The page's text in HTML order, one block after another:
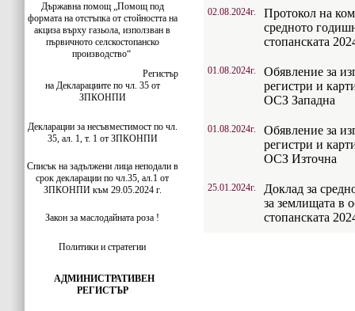
Държавна помощ „Помощ под
формата на отстъпка от стойността на
акциза върху газьола, използван в
първичното селскостопанско
производство“
Регистър
на Декларациите по чл. 35 от
ЗПКОНПИ
Декларации за несъвместимост по чл.
35, ал. 1, т. 1 от ЗПКОНПИ
Списък на задължени лица неподали в
срок декларации по чл.35, ал.1 от
ЗПКОНПИ към 29.05.2024 г.
Закон за маслодайната роза !
Политики и стратегии
АДМИНИСТРАТИВЕН
РЕГИСТЪР
02.08.2024г.
Протокол на
средното
стопанската
01.08.2024г.
Обявление за
регистри и
ОСЗ Западна
01.08.2024г.
Обявление за
регистри и
ОСЗ Източна
25.01.2024г.
Доклад за
за землищата в
стопанската